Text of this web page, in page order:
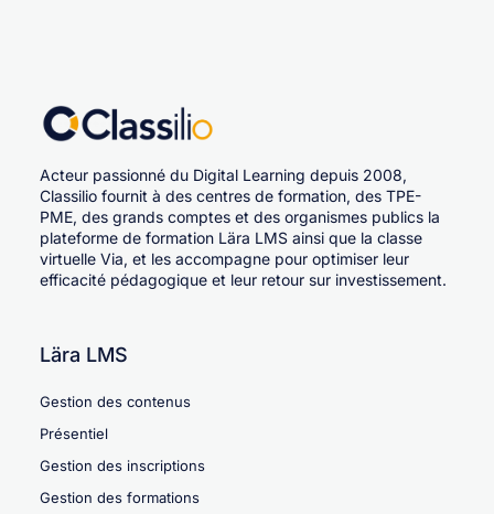
Acteur passionné du Digital Learning depuis 2008,
Classilio fournit à des centres de formation, des TPE-
PME, des grands comptes et des organismes publics la
plateforme de formation Lära LMS ainsi que la classe
virtuelle Via, et les accompagne pour optimiser leur
efficacité pédagogique et leur retour sur investissement.
Lära LMS
Gestion des contenus
Présentiel
Gestion des inscriptions
Gestion des formations